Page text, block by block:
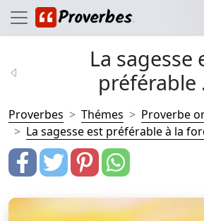
La sagesse
préférable
Proverbes Thémes
Proverbe
La sagesse est préférable à la